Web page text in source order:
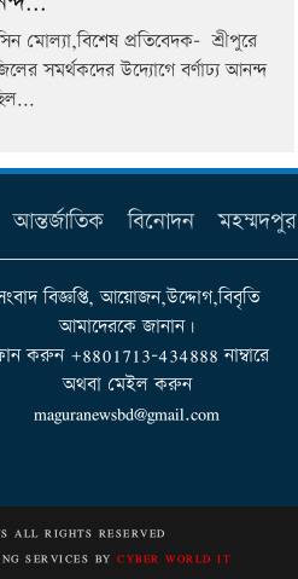
মোল্যা,বিশেষ প্রতিবেদক- শ্রীপুরে
সমর্থকদের উদ্যোগে বর্ণাঢ্য আনন্দ
আন্তর্জাতিক বিনোদন মহম্মদপুর
বিজ্ঞপ্তি, আয়োজন,উদ্দোগ,বিবৃতি
আমাদেরকে জানান।
করুন +8801713-434888 নাম্বারে
অথবা মেইল করুন
maguranewsbd@gmail.com
ALL RIGHTS RESERVED
SERVICES BYCYBER WORLD IT